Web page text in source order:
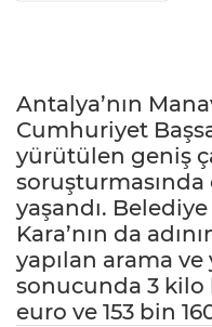
Antalya’nın
Cumhuriyet
yürütülen geniş
soruşturmasında
yaşandı.
Kara’nın da
yapılan arama
sonucunda 3 kilo
euro ve 153 bin